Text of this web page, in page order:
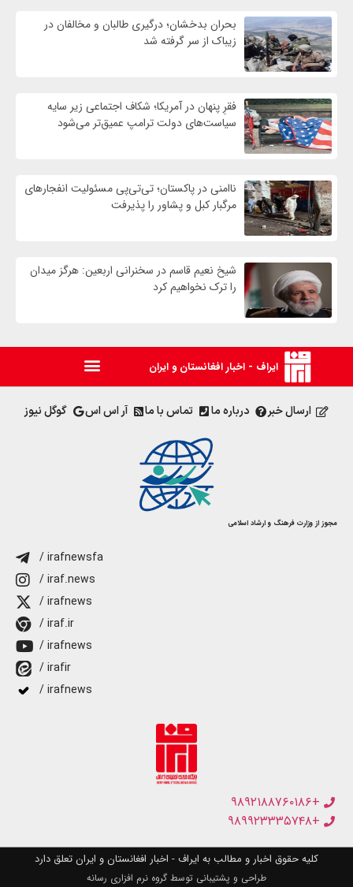
بحران بدخشان؛ درگیری طالبان و مخالفان در
زیباک از سر گرفته شد
فقرِ پنهان در آمریکا؛ شکاف اجتماعی زیر سایه
سیاست‌های دولت ترامپ عمیق‌تر می‌شود
ناامنی در پاکستان؛ تی‌تی‌پی مسئولیت انفجارهای
مرگبار کبل و پشاور را پذیرفت
شیخ نعیم قاسم در سخنرانی اربعین: هرگز میدان
را ترک نخواهیم کرد
ایراف - اخبار افغانستان و ایران
ارسال خبر درباره ما تماس با ما آر اس اس گوگل نیوز
مجوز از وزارت فرهنگ و ارشاد اسلامی
/ irafnewsfa
/ iraf.news
/ irafnews
/ iraf.ir
/ irafnews
/ irafir
/ irafnews
+۹۸۹۲۱۸۸۷۶۰۱۸۶
+۹۸۹۹۲۳۳۳۵۷۴۸
کلیه حقوق اخبار و مطالب به ایراف - اخبار افغانستان و ایران تعلق دارد
طراحی و پشتیبانی توسط گروه نرم افزاری رسانه